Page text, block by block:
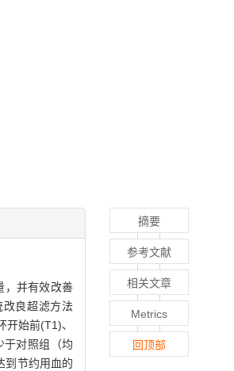
，并有效改善
良超滤方法
始前(T1)、
于对照组（均
到节约用血的
摘要
参考文献
相关文章
Metrics
回顶部